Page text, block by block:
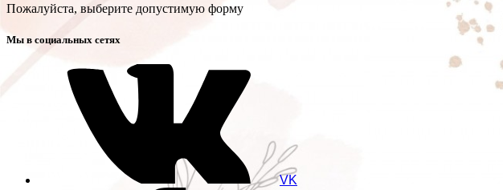
Пожалуйста, выберите допустимую форму
Мы в социальных сетях
VK